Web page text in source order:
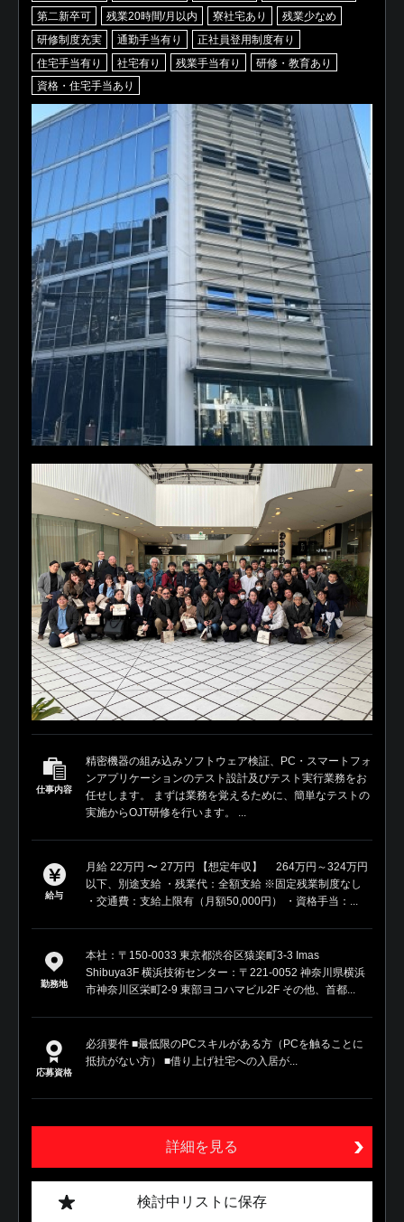
第二新卒可
残業20時間/月以内 寮社宅あり
残業少なめ
研修制度充実
通勤手当有り
正社員登用制度有り
住宅手当有り
社宅有り 残業手当有り
研修・教育あり
資格・住宅手当あり
仕事内容
精密機器の組み込みソフトウェア検証、PC・スマートフォ
ンアプリケーションのテスト設計及びテスト実行業務をお
任せします。 まずは業務を覚えるために、簡単なテストの
実施からOJT研修を行います。 ...
給与
月給 22万円 〜 27万円 【想定年収】 264万円～324万円
以下、別途支給 ・残業代：全額支給 ※固定残業制度なし
・交通費：支給上限有（月額50,000円） ・資格手当：...
勤務地
本社：〒150-0033 東京都渋谷区猿楽町3-3 Imas
Shibuya3F 横浜技術センター：〒221-0052 神奈川県横浜
市神奈川区栄町2-9 東部ヨコハマビル2F その他、首都...
応募資格
必須要件 ■最低限のPCスキルがある方（PCを触ることに
抵抗がない方） ■借り上げ社宅への入居が...
詳細を見る
検討中リストに保存